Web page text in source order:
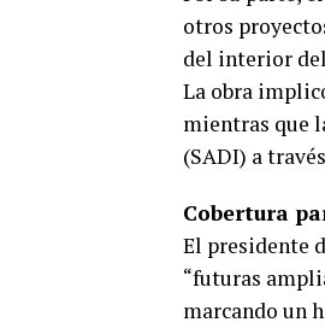
otros
del interior del
La obra
mientras que
(SADI) a
Cobertura
El presidente
“futuras
marcando un